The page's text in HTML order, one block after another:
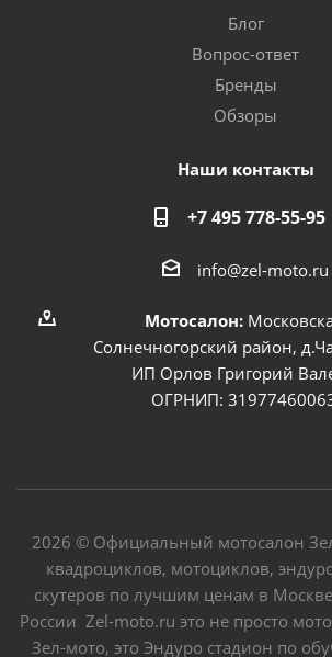
Блог
Вопрос-ответ
Бренды
Обзоры
Наши контакты
+7 495 778-55-95
info@zel-moto.ru
Мотосалон:
Солнечногорский район,
ИП Орлов Григорий
ОГРНИП:
2026 © Официальный мотосалон
квадроциклов, мотоциклов,
скутеров по лучшим ценам в
России Zel-moto.ru это не просто
Зел-мото, это Эндуро стадион по